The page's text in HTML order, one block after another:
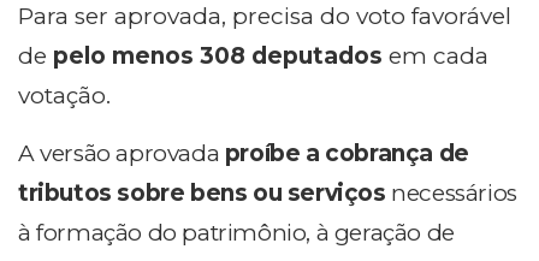
Para ser aprovada, precisa do voto favorável
de pelo menos 308 deputados em cada
votação.
A versão aprovada proíbe a cobrança de
tributos sobre bens ou serviços necessários
à formação do patrimônio, à geração de